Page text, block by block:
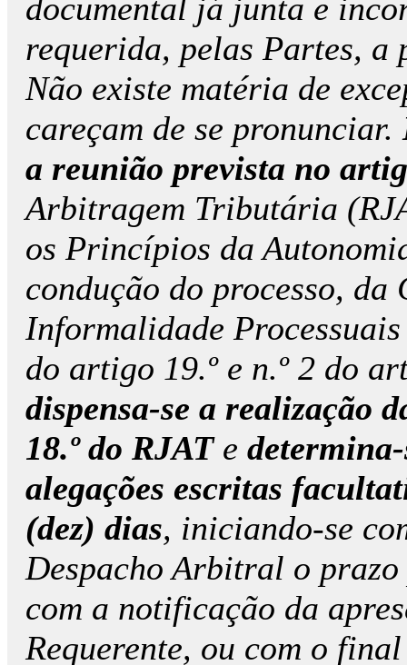
documental já junta e
requerida, pelas Partes,
Não existe matéria de
careçam de se pronunciar.
a reunião prevista no
Arbitragem Tributária
os Princípios da
condução do processo,
Informalidade
do artigo 19.º e n.º 2 do
dispensa-se a realização
18.º do RJAT e
alegações escritas
(dez) dias, iniciando-se
Despacho Arbitral o prazo
com a notificação da
Requerente, ou com o